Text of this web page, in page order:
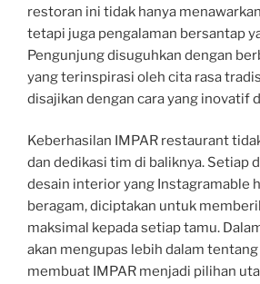
restoran ini tidak hanya
tetapi juga pengalaman bersantap
Pengunjung disuguhkan dengan
yang terinspirasi oleh cita rasa
disajikan dengan cara yang inovatif
Keberhasilan IMPAR restaurant
dan dedikasi tim di baliknya. Setiap
desain interior yang Instagramable
beragam, diciptakan untuk
maksimal kepada setiap tamu.
akan mengupas lebih dalam tentang
membuat IMPAR menjadi pilihan